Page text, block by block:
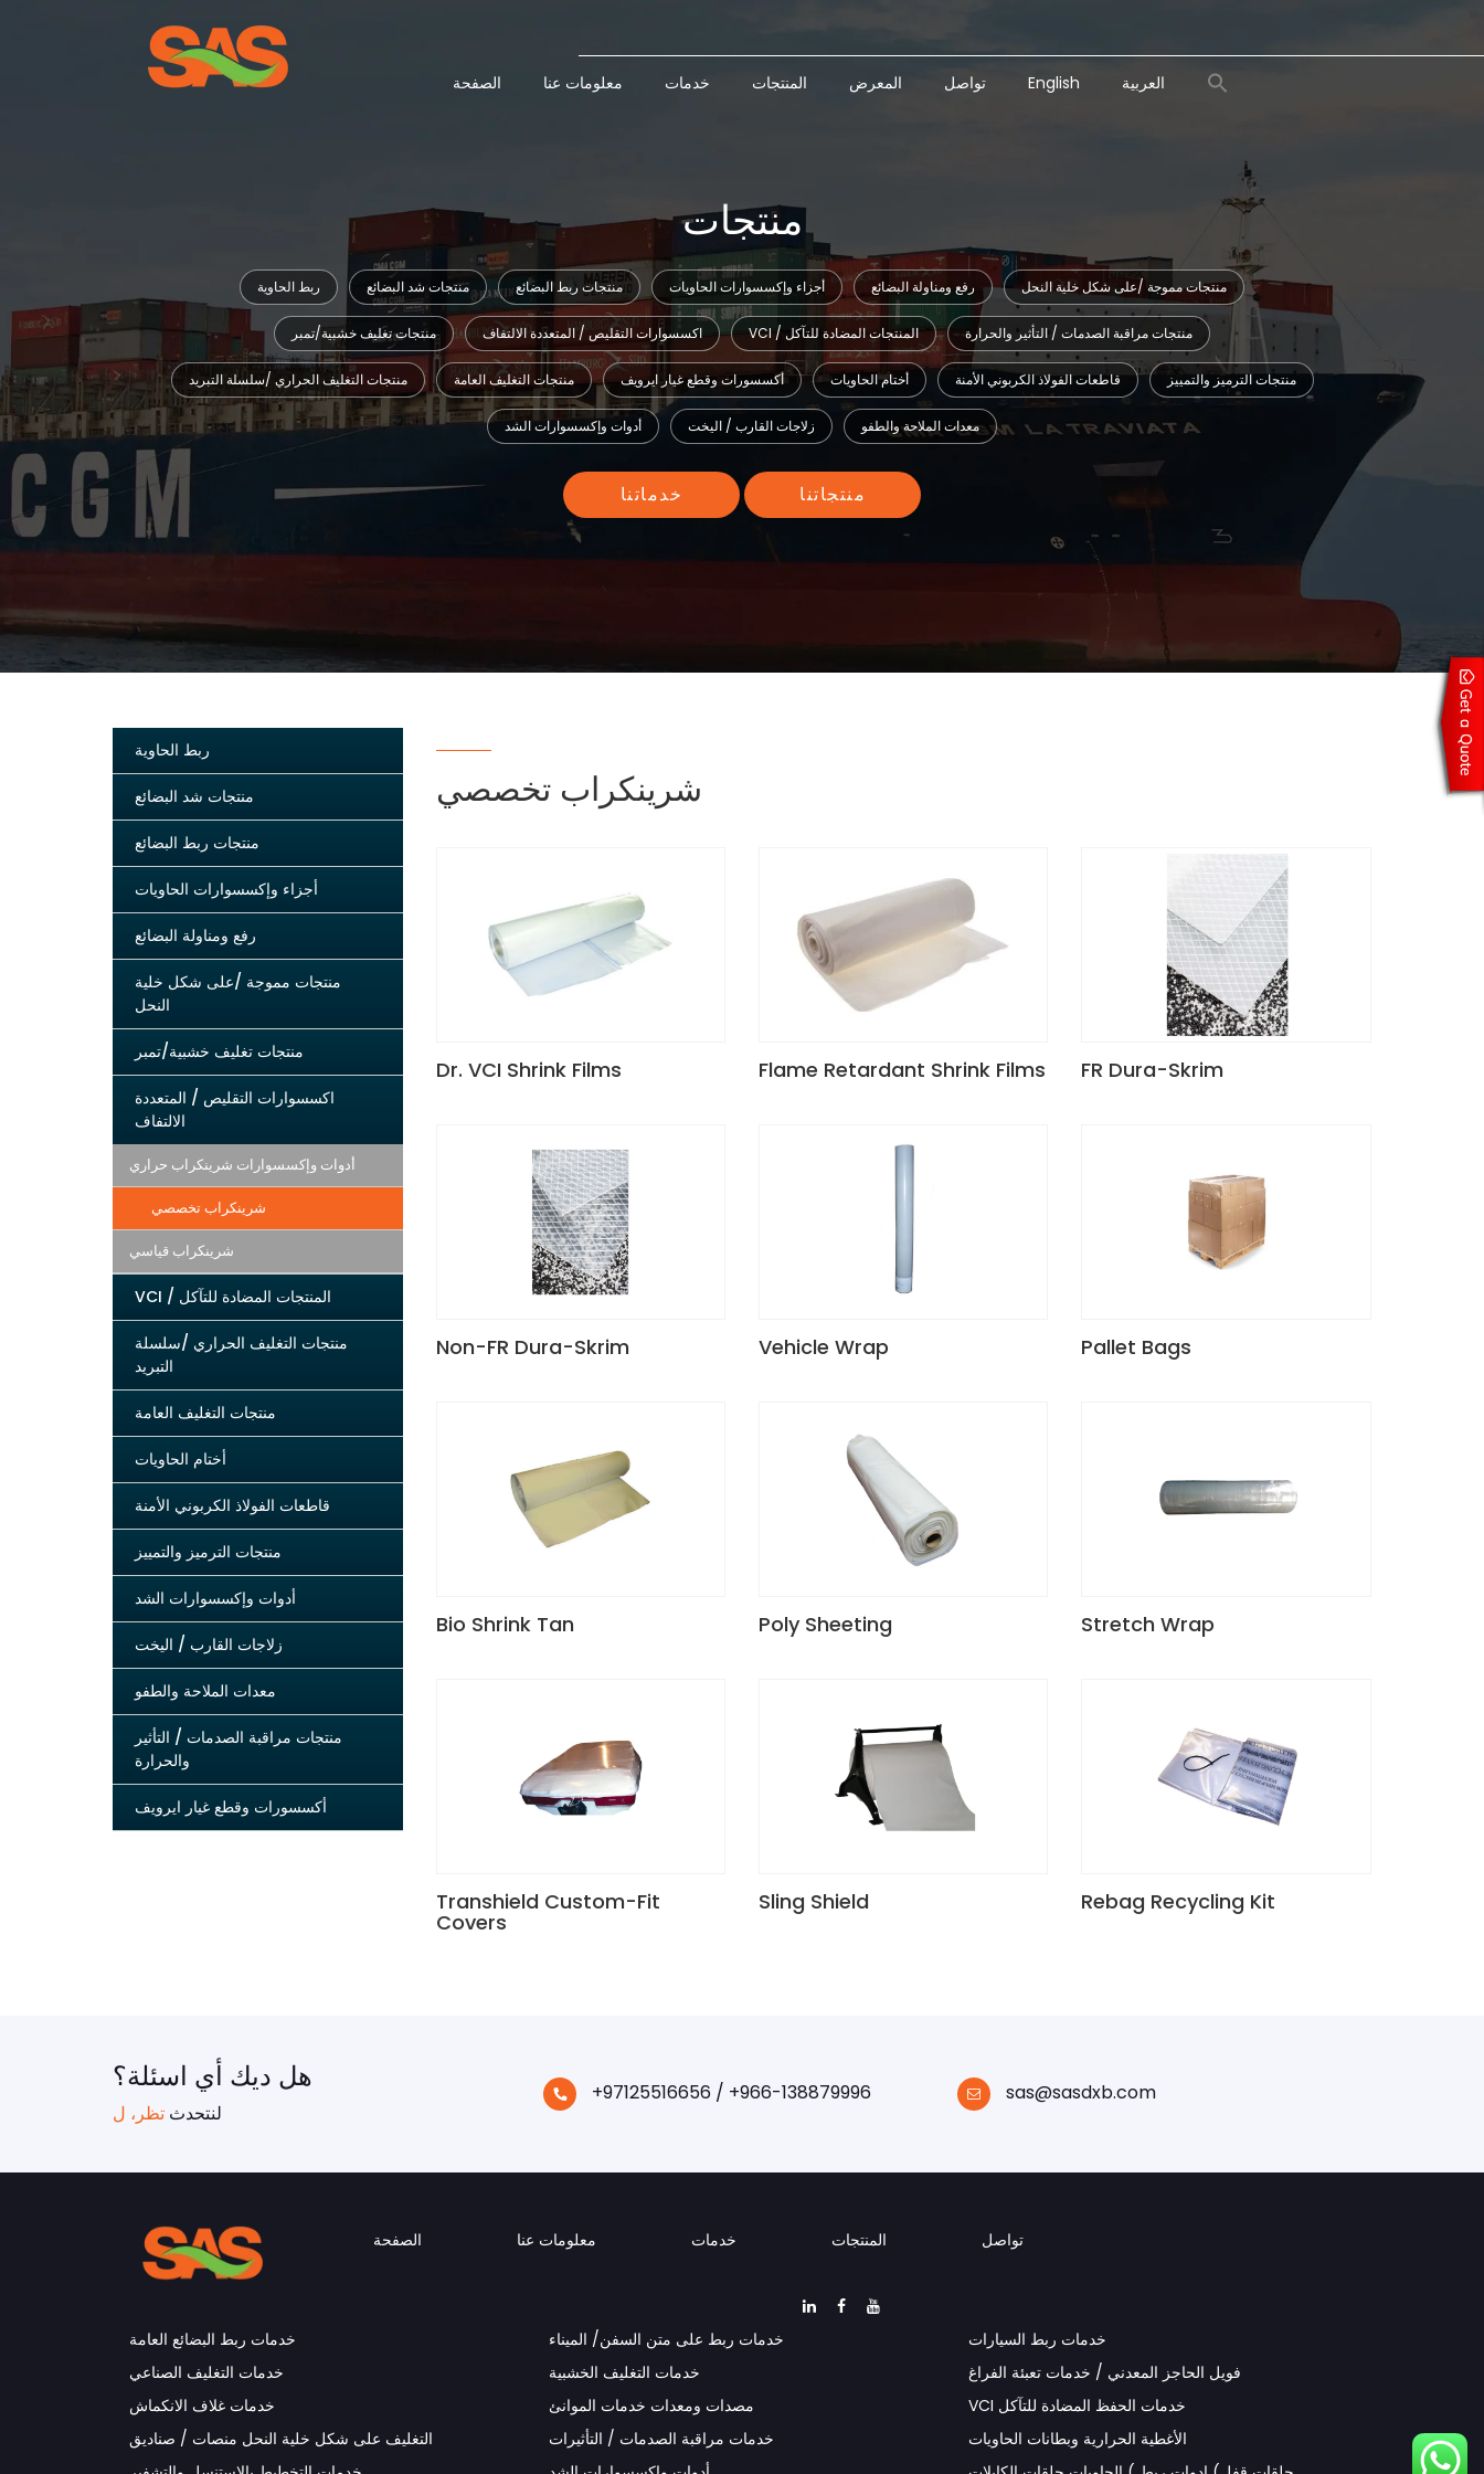
الصفحة معلومات عنا خدمات المنتجات المعرض تواصل English العربية
منتجات
ربط الحاوية منتجات شد البضائع منتجات ربط البضائع أجزاء وإكسسوارات الحاويات رفع ومناولة البضائع منتجات مموجة /على شكل خلية النحل
منتجات تغليف خشبية/تمبر اكسسوارات التقليص / المتعددة الالتفاف VCI / المنتجات المضادة للتآكل منتجات مراقبة الصدمات / التأثير والحرارة
منتجات التغليف الحراري /سلسلة التبريد منتجات التغليف العامة أكسسورات وقطع غيار ايرويف أختام الحاويات قاطعات الفولاذ الكربوني الأمنة منتجات الترميز والتمييز
أدوات وإكسسوارات الشد زلاجات القارب / اليخت معدات الملاحة والطفو
خدماتنا منتجاتنا
ربط الحاوية
منتجات شد البضائع
منتجات ربط البضائع
أجزاء وإكسسوارات الحاويات
رفع ومناولة البضائع
منتجات مموجة /على شكل خلية
النحل
منتجات تغليف خشبية/تمبر
اكسسوارات التقليص / المتعددة
الالتفاف
أدوات وإكسسوارات شرينكراب حراري
شرينكراب تخصصي
شرينكراب قياسي
VCI / المنتجات المضادة للتآكل
منتجات التغليف الحراري /سلسلة
التبريد
منتجات التغليف العامة
أختام الحاويات
قاطعات الفولاذ الكربوني الأمنة
منتجات الترميز والتمييز
أدوات وإكسسوارات الشد
زلاجات القارب / اليخت
معدات الملاحة والطفو
منتجات مراقبة الصدمات / التأثير
والحرارة
أكسسورات وقطع غيار ايرويف
شرينكراب تخصصي
Dr. VCI Shrink Films Flame Retardant Shrink Films FR Dura-Skrim
Non-FR Dura-Skrim Vehicle Wrap Pallet Bags
Bio Shrink Tan Poly Sheeting Stretch Wrap
Transhield Custom-Fit
Covers
Sling Shield Rebag Recycling Kit
هل ديك أي اسئلة؟
لنتحدث تظر، ل
+97125516656 / +966-138879996 sas@sasdxb.com
الصفحة معلومات عنا خدمات المنتجات تواصل
خدمات ربط البضائع العامة خدمات ربط على متن السفن/ الميناء
خدمات ربط السيارات
خدمات التغليف الصناعي
خدمات التغليف الخشبية
فويل الحاجز المعدني / خدمات تعبئة الفراغ
خدمات غلاف الانكماش
مصدات ومعدات خدمات الموانئ
VCI خدمات الحفظ المضادة للتآكل
التغليف على شكل خلية النحل منصات / صناديق
خدمات مراقبة الصدمات / التأثيرات
الأغطية الحرارية وبطانات الحاويات